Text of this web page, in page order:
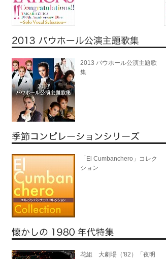
2013 バウホール公演主題歌
集
「El Cumbanchero」コレク
ション
花組 大劇場（'82）「夜明